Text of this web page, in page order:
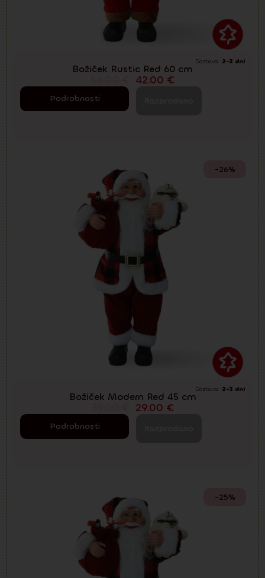
Dostava: 2-3 dni
Božiček Rustic Red 60 cm
42.00 €
Podrobnosti
-26%
Dostava: 2-3 dni
Božiček Modern Red 45 cm
29.00 €
Podrobnosti
-25%